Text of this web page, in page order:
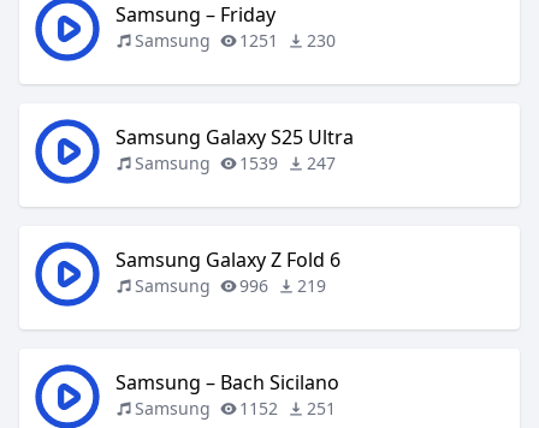
Samsung – Friday
Samsung 1251 230
Samsung Galaxy S25 Ultra
Samsung 1539 247
Samsung Galaxy Z Fold 6
Samsung 996 219
Samsung – Bach Sicilano
Samsung 1152 251